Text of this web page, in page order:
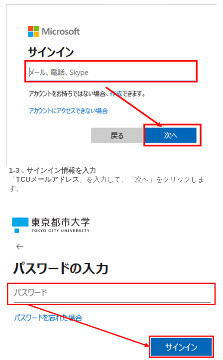
1-3．サインイン情報を入力
「TCUメールアドレス 」を入力して、「次へ」をクリックしま
す。